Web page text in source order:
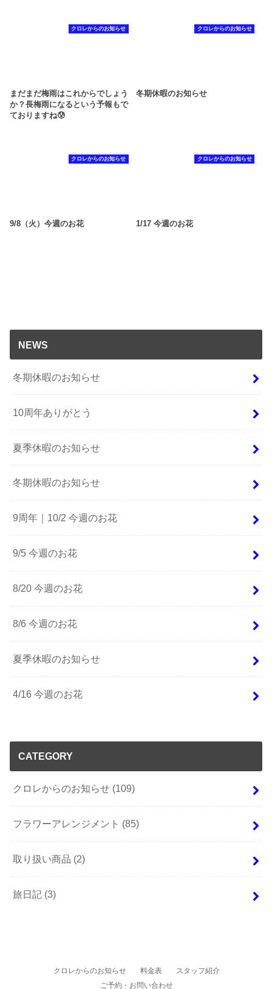
クロレからのお知らせ
まだまだ梅雨はこれからでしょう
か？長梅雨になるという予報もで
ておりますね😰
クロレからのお知らせ
冬期休暇のお知らせ
クロレからのお知らせ
9/8（火）今週のお花
クロレからのお知らせ
1/17 今週のお花
NEWS
冬期休暇のお知らせ
10周年ありがとう
夏季休暇のお知らせ
冬期休暇のお知らせ
9周年｜10/2 今週のお花
9/5 今週のお花
8/20 今週のお花
8/6 今週のお花
夏季休暇のお知らせ
4/16 今週のお花
CATEGORY
クロレからのお知らせ (109)
フラワーアレンジメント (85)
取り扱い商品 (2)
旅日記 (3)
クロレからのお知らせ 料金表
スタッフ紹介
ご予約・お問い合わせ